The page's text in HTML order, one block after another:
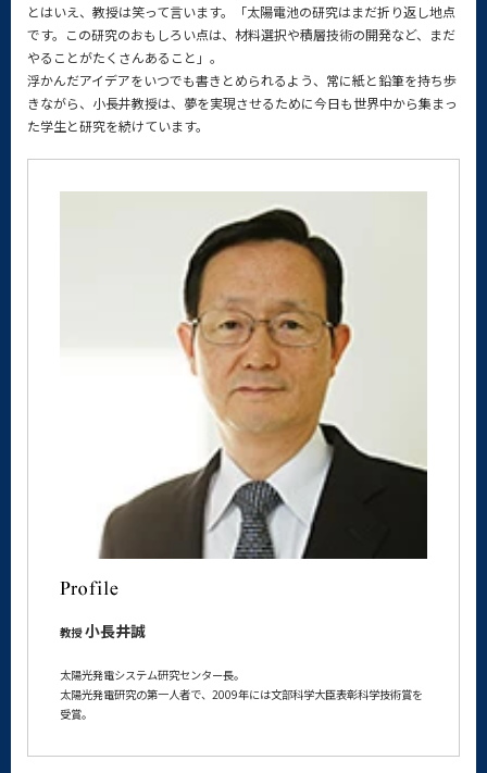
とはいえ、教授は笑って言います。「太陽電池の研究はまだ折り返し地点
です。この研究のおもしろい点は、材料選択や積層技術の開発など、まだ
やることがたくさんあること」。
浮かんだアイデアをいつでも書きとめられるよう、常に紙と鉛筆を持ち歩
きながら、小長井教授は、夢を実現させるために今日も世界中から集まっ
た学生と研究を続けています。
教授 小長井誠
太陽光発電システム研究センター長。
太陽光発電研究の第一人者で、2009年には文部科学大臣表彰科学技術賞を
受賞。